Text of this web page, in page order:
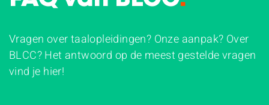
Vragen over taalopleidingen? Onze aanpak? Over
BLCC? Het antwoord op de meest gestelde vragen
vind je hier!